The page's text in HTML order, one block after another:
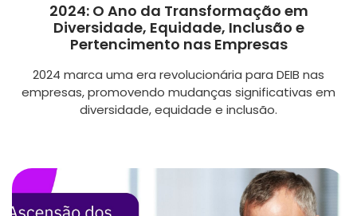
2024: O Ano da Transformação em
Diversidade, Equidade, Inclusão e
Pertencimento nas Empresas
2024 marca uma era revolucionária para DEIB nas
empresas, promovendo mudanças significativas em
diversidade, equidade e inclusão.